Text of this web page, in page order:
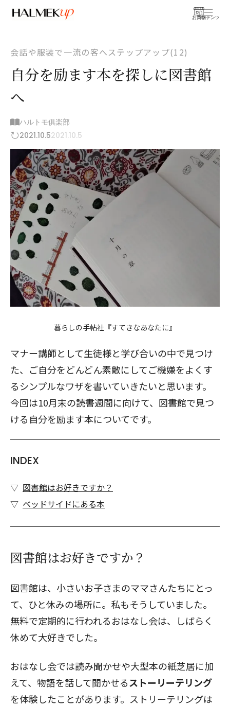
お買物
コンテンツ
会話や服装で一流の客へステップアップ(12)
自分を励ます本を探しに図書館
へ
ハルトモ俱楽部
2021.10.52021.10.5
暮らしの手帖社『すてきなあなたに』
マナー講師として生徒様と学び合いの中で見つけ
た、ご自分をどんどん素敵にしてご機嫌をよくす
るシンプルなワザを書いていきたいと思います。
今回は10月末の読書週間に向けて、図書館で見つ
ける自分を励ます本についてです。
INDEX
図書館はお好きですか？
ベッドサイドにある本
図書館はお好きですか？
図書館は、小さいお子さまのママさんたちにとっ
て、ひと休みの場所に。私もそうしていました。
無料で定期的に行われるおはなし会は、しばらく
休めて大好きでした。
おはなし会では読み聞かせや大型本の紙芝居に加
えて、物語を話して聞かせるストーリーテリング
を体験したことがあります。ストリーテリングは